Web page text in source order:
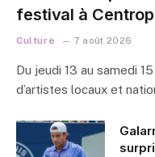
festival à
Culture 7 août 2026
Du jeudi 13 au samedi
d’artistes locaux et